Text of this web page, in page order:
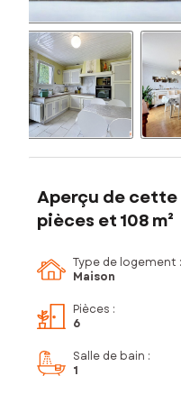
Aperçu de cette
pièces et 108 m²
Type de logement :
Maison
Pièces :
6
Salle de bain :
1